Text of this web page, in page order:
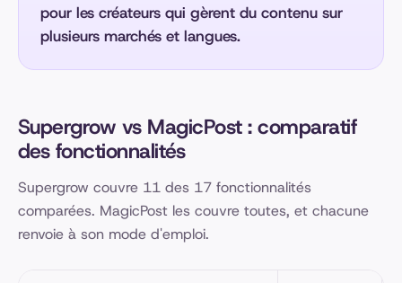
pour les créateurs qui gèrent du contenu sur
plusieurs marchés et langues.
Supergrow vs MagicPost : comparatif
des fonctionnalités
Supergrow couvre 11 des 17 fonctionnalités
comparées. MagicPost les couvre toutes, et chacune
renvoie à son mode d'emploi.